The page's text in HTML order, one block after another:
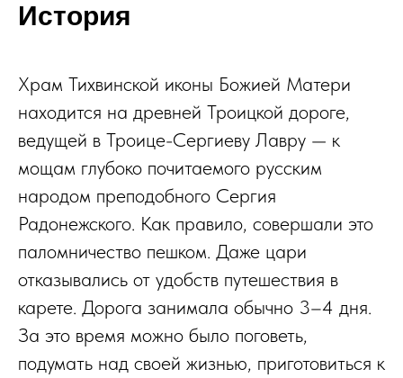
История
Храм Тихвинской иконы Божией Матери
находится на древней Троицкой дороге,
ведущей в Троице-Сергиеву Лавру — к
мощам глубоко почитаемого русским
народом преподобного Сергия
Радонежского. Как правило, совершали это
паломничество пешком. Даже цари
отказывались от удобств путешествия в
карете. Дорога занимала обычно 3–4 дня.
За это время можно было поговеть,
подумать над своей жизнью, приготовиться к